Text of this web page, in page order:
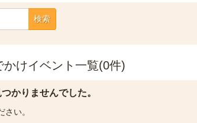
検索
けイベント一覧(0件)
かりませんでした。
い。